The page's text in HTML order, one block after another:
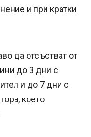
и при кратки
да отсъстват от
до 3 дни с
и до 7 дни с
което